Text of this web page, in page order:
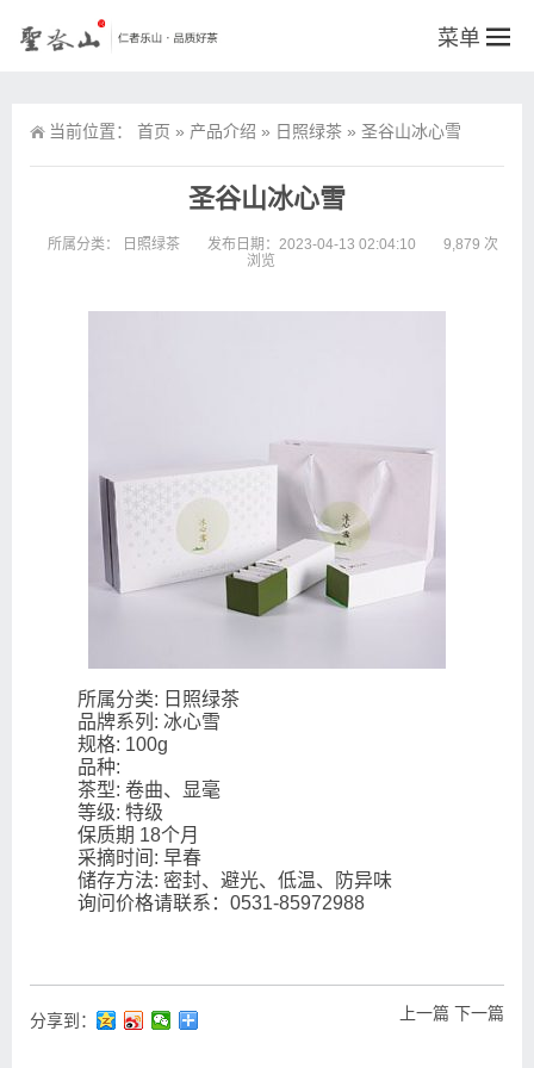
菜单
当前位置： 首页 » 产品介绍 » 日照绿茶 » 圣谷山冰心雪
圣谷山冰心雪
所属分类： 日照绿茶 发布日期：2023-04-13 02:04:10
9,879 次
浏览
所属分类: 日照绿茶
品牌系列: 冰心雪
规格: 100g
品种:
茶型: 卷曲、显毫
等级: 特级
保质期 18个月
采摘时间: 早春
储存方法: 密封、避光、低温、防异味
询问价格请联系：0531-85972988
上一篇 下一篇
分享到：